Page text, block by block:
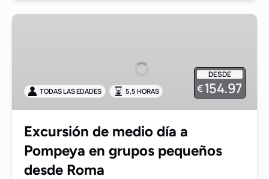
Excursión
Pompeya
en
pequeños
desde
Roma
DESDE
€154.97
TODAS LAS EDADES 5,5 HORAS
Excursión de medio día a
Pompeya en grupos pequeños
desde Roma